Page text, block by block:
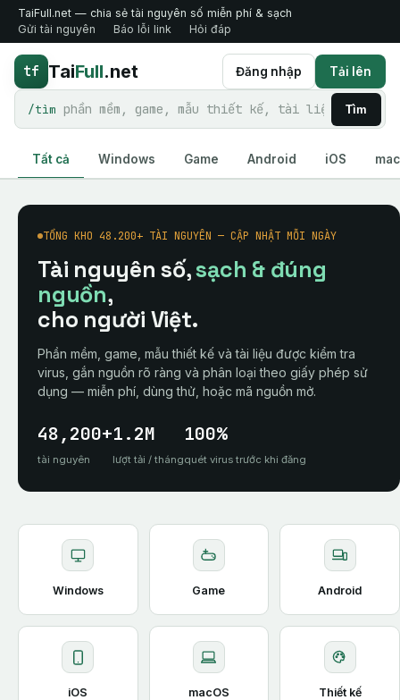
TaiFull.net — chia sẻ tài nguyên số miễn phí & sạch
Gửi tài nguyên
Báo lỗi link Hỏi đáp
tf TaiFull.net
/tìm Tìm
Đăng nhập Tải lên
Tất cả Windows Game Android iOS
TỔNG KHO 48.200+ TÀI NGUYÊN — CẬP NHẬT MỖI NGÀY
Tài nguyên số,sạch & đúng
nguồn,
cho người Việt.
Phần mềm, game, mẫu thiết kế và tài liệu được kiểm tra
virus, gắn nguồn rõ ràng và phân loại theo giấy phép sử
dụng — miễn phí, dùng thử, hoặc mã nguồn mở.
48,200+
tài nguyên
1.2M
lượt tải / tháng
100%
quét virus trước khi đăng
Windows Game Android
iOS macOS Thiết kế